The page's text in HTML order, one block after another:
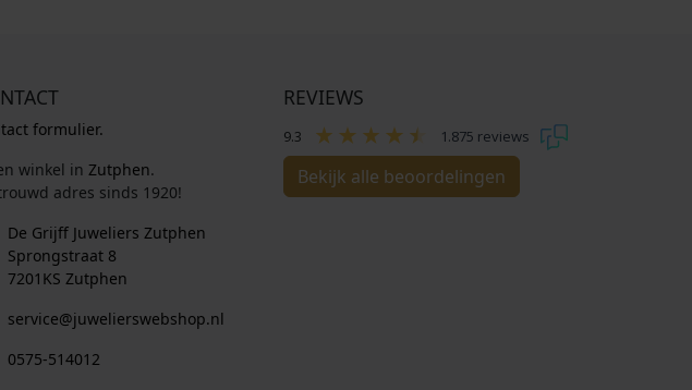
formulier.
winkel in Zutphen.
adres sinds 1920!
De Grijff Juweliers Zutphen
Sprongstraat 8
7201KS Zutphen
service@juwelierswebshop.nl
0575-514012
REVIEWS
9.3 1.875 reviews
Bekijk alle beoordelingen